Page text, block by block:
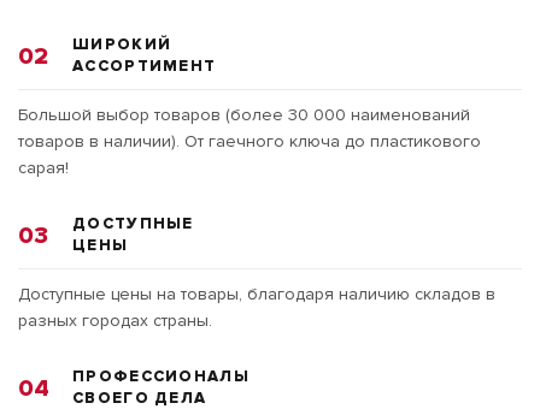
02
ШИРОКИЙ
АССОРТИМЕНТ
Большой выбор товаров (более 30 000 наименований
товаров в наличии). От гаечного ключа до пластикового
сарая!
03
ДОСТУПНЫЕ
ЦЕНЫ
Доступные цены на товары, благодаря наличию складов в
разных городах страны.
04
ПРОФЕССИОНАЛЫ
СВОЕГО ДЕЛА